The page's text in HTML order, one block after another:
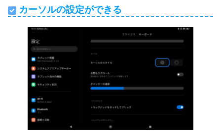
カーソルの設定ができる